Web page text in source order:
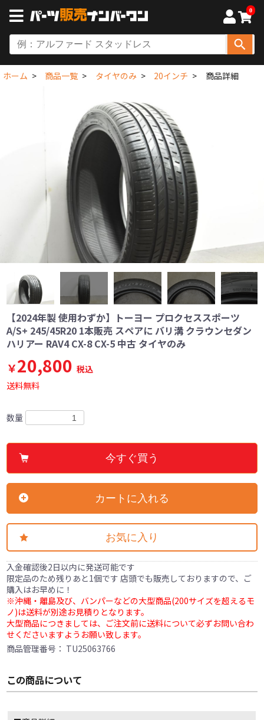
0
ホーム 商品一覧 タイヤのみ 20インチ 商品詳細
【2024年製 使用わずか】トーヨー プロクセススポーツ
A/S+ 245/45R20 1本販売 スペアに バリ溝 クラウンセダン
ハリアー RAV4 CX-8 CX-5 中古 タイヤのみ
￥20,800 税込
送料無料
数量
今すぐ買う
カートに入れる
お気に入り
入金確認後2日以内に発送可能です
限定品のため残りあと1個です 店頭でも販売しておりますので、ご
購入はお早めに！
※沖縄・離島及び、バンパーなどの大型商品(200サイズを超えるモ
ノ)は送料が別途お見積りとなります。
大型商品につきましては、ご注文前に送料について必ずお問い合わ
せくださいますようお願い致します。
商品管理番号： TU25063766
この商品について